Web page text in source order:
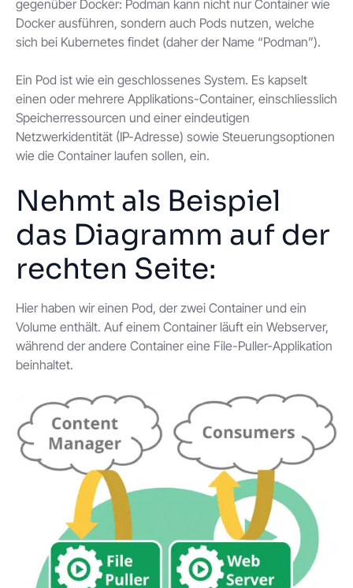
gegenüber Docker: Podman kann nicht nur Container wie
Docker ausführen, sondern auch Pods nutzen, welche
sich bei Kubernetes findet (daher der Name “Podman”).
Ein Pod ist wie ein geschlossenes System. Es kapselt
einen oder mehrere Applikations-Container, einschliesslich
Speicherressourcen und einer eindeutigen
Netzwerkidentität (IP-Adresse) sowie Steuerungsoptionen
wie die Container laufen sollen, ein.
Nehmt als Beispiel
das Diagramm auf der
rechten Seite:
Hier haben wir einen Pod, der zwei Container und ein
Volume enthält. Auf einem Container läuft ein Webserver,
während der andere Container eine File-Puller-Applikation
beinhaltet.